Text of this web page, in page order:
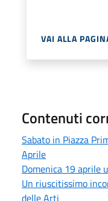
VAI ALLA
Contenuti
Sabato in Piazza
Aprile
Domenica 19 aprile
Un riuscitissimo
delle Arti